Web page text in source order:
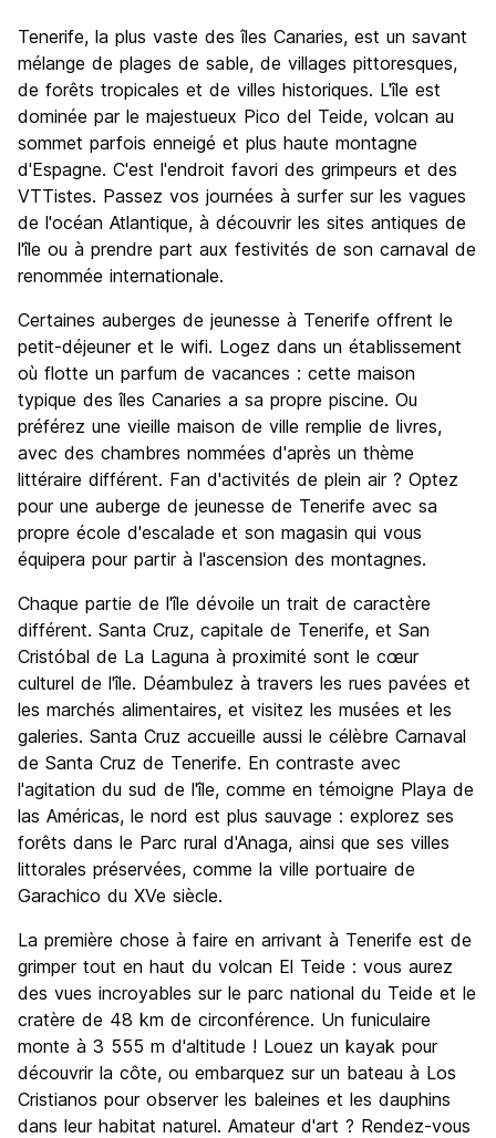
Culture
7.8
Sortir le soir / faire la fête
7.2
Bonnes affaires
8.6
Tenerife, la plus vaste des îles Canaries, est un savant
mélange de plages de sable, de villages pittoresques,
de forêts tropicales et de villes historiques. L'île est
dominée par le majestueux Pico del Teide, volcan au
sommet parfois enneigé et plus haute montagne
d'Espagne. C'est l'endroit favori des grimpeurs et des
VTTistes. Passez vos journées à surfer sur les vagues
de l'océan Atlantique, à découvrir les sites antiques de
l'île ou à prendre part aux festivités de son carnaval de
renommée internationale.
Certaines auberges de jeunesse à Tenerife offrent le
petit-déjeuner et le wifi. Logez dans un établissement
où flotte un parfum de vacances : cette maison
typique des îles Canaries a sa propre piscine. Ou
préférez une vieille maison de ville remplie de livres,
avec des chambres nommées d'après un thème
littéraire différent. Fan d'activités de plein air ? Optez
pour une auberge de jeunesse de Tenerife avec sa
propre école d'escalade et son magasin qui vous
équipera pour partir à l'ascension des montagnes.
Chaque partie de l'île dévoile un trait de caractère
différent. Santa Cruz, capitale de Tenerife, et San
Cristóbal de La Laguna à proximité sont le cœur
culturel de l'île. Déambulez à travers les rues pavées et
les marchés alimentaires, et visitez les musées et les
galeries. Santa Cruz accueille aussi le célèbre Carnaval
de Santa Cruz de Tenerife. En contraste avec
l'agitation du sud de l'île, comme en témoigne Playa de
las Américas, le nord est plus sauvage : explorez ses
forêts dans le Parc rural d'Anaga, ainsi que ses villes
littorales préservées, comme la ville portuaire de
Garachico du XVe siècle.
La première chose à faire en arrivant à Tenerife est de
grimper tout en haut du volcan El Teide : vous aurez
des vues incroyables sur le parc national du Teide et le
cratère de 48 km de circonférence. Un funiculaire
monte à 3 555 m d'altitude ! Louez un kayak pour
découvrir la côte, ou embarquez sur un bateau à Los
Cristianos pour observer les baleines et les dauphins
dans leur habitat naturel. Amateur d'art ? Rendez-vous